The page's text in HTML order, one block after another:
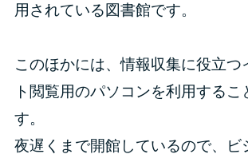
用されている図書館です。
このほかには、情報収集に役立つ
ト閲覧用のパソコンを利用するこ
す。
夜遅くまで開館しているので、ビ